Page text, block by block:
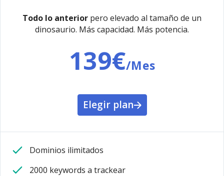
Todo lo anterior pero elevado al tamaño de un
dinosaurio. Más capacidad. Más potencia.
139€/Mes
Elegir plan
Dominios ilimitados
2000 keywords a trackear